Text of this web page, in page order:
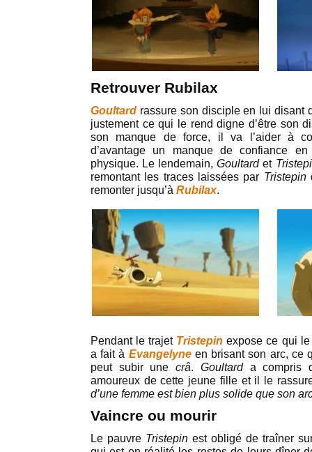
Retrouver Rubilax
Goultard rassure son disciple en lui disant
justement ce qui le rend digne d’être son
son manque de force, il va l’aider à
d’avantage un manque de confiance
physique. Le lendemain,Goultardet
remontant les traces laissées par Tristepin
remonter jusqu’à Rubilax.
Pendant le trajet Tristepinexpose ce qui le
a fait à Evangelyne en brisant son arc, ce
peut subir unecrâ. Goultard a compris
amoureux de cette jeune fille et il le
d’une femme est bien plus solide que son
Vaincre ou mourir
Le pauvre Tristepin est obligé de traîner